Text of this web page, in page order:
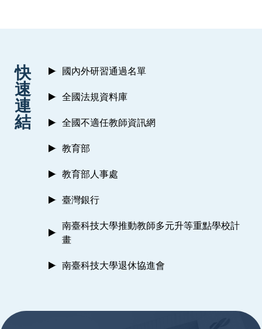
快
速
連
結
國內外研習通過名單
全國法規資料庫
全國不適任教師資訊網
教育部
教育部人事處
臺灣銀行
南臺科技大學推動教師多元升等重點學校計
畫
南臺科技大學退休協進會